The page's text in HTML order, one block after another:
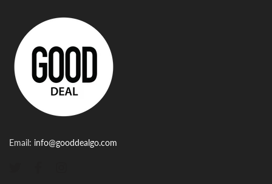
Email: info@gooddealgo.com